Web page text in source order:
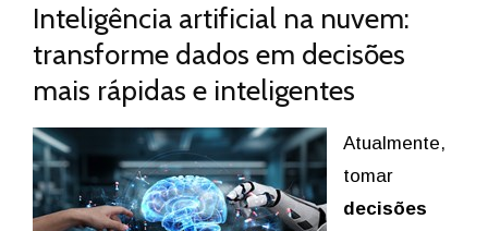
Inteligência artificial na nuvem:
transforme dados em decisões
mais rápidas e inteligentes
Atualmente,
tomar
decisões